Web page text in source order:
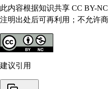
此内容根据知识共享 CC BY-
注明出处后可再利用；不允许商
建议引用